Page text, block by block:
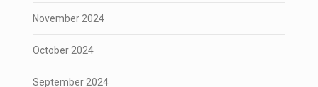
November 2024
October 2024
September 2024